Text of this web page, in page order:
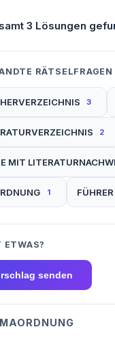
3 Lösungen
RÄTSELFRAGEN
3
2
MIT
1 FÜHRER
ETWAS?
senden